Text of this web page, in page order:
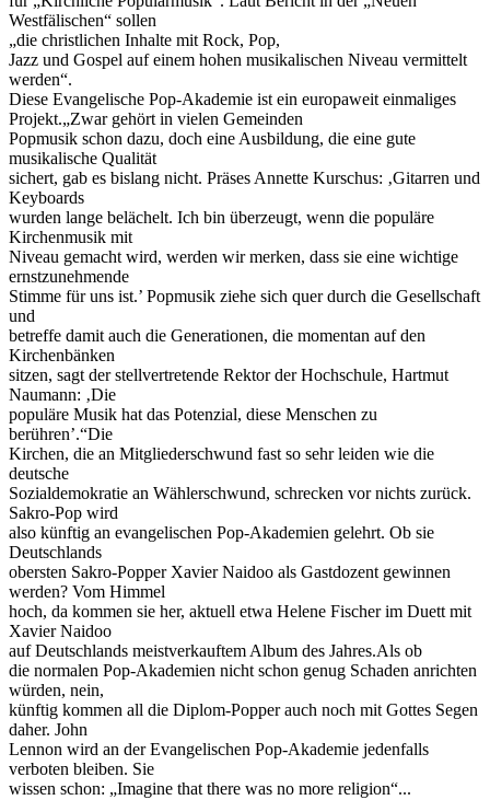
Westfälischen“ sollen
„die christlichen Inhalte mit Rock, Pop,
Jazz und Gospel auf einem hohen musikalischen Niveau vermittelt
werden“.
Diese Evangelische Pop-Akademie ist ein europaweit einmaliges
Projekt.„Zwar gehört in vielen Gemeinden
Popmusik schon dazu, doch eine Ausbildung, die eine gute
musikalische Qualität
sichert, gab es bislang nicht. Präses Annette Kurschus: ‚Gitarren und
Keyboards
wurden lange belächelt. Ich bin überzeugt, wenn die populäre
Kirchenmusik mit
Niveau gemacht wird, werden wir merken, dass sie eine wichtige
ernstzunehmende
Stimme für uns ist.’ Popmusik ziehe sich quer durch die Gesellschaft
und
betreffe damit auch die Generationen, die momentan auf den
Kirchenbänken
sitzen, sagt der stellvertretende Rektor der Hochschule, Hartmut
Naumann: ‚Die
populäre Musik hat das Potenzial, diese Menschen zu
berühren’.“Die
Kirchen, die an Mitgliederschwund fast so sehr leiden wie die
deutsche
Sozialdemokratie an Wählerschwund, schrecken vor nichts zurück.
Sakro-Pop wird
also künftig an evangelischen Pop-Akademien gelehrt. Ob sie
Deutschlands
obersten Sakro-Popper Xavier Naidoo als Gastdozent gewinnen
werden? Vom Himmel
hoch, da kommen sie her, aktuell etwa Helene Fischer im Duett mit
Xavier Naidoo
auf Deutschlands meistverkauftem Album des Jahres.Als ob
die normalen Pop-Akademien nicht schon genug Schaden anrichten
würden, nein,
künftig kommen all die Diplom-Popper auch noch mit Gottes Segen
daher. John
Lennon wird an der Evangelischen Pop-Akademie jedenfalls
verboten bleiben. Sie
wissen schon: „Imagine that there was no more religion“...